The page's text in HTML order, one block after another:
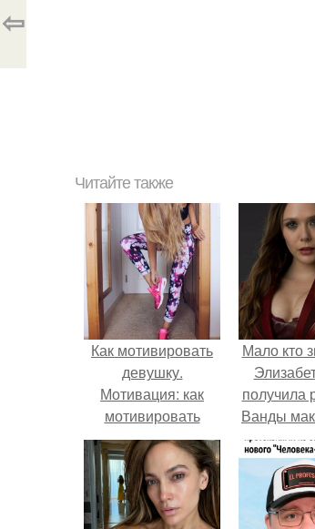
⇦
Читайте также
Как мотивировать
девушку.
Мотивация: как
мотивировать
себя?
Мало кто
получила
Ванды
не